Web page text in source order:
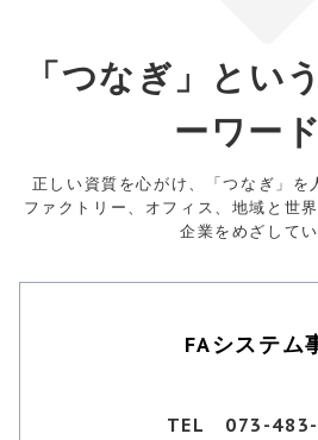
「つなぎ」とい
ーワー
正しい資質を心がけ、「つなぎ」を
ファクトリー、オフィス、地域と世
企業をめざして
FAシステム
TEL 073-